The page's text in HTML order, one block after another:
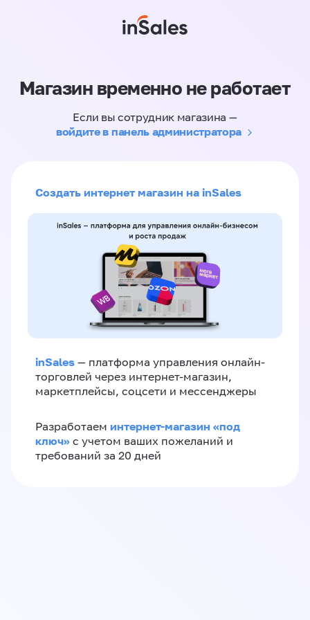
Магазин временно не работает
Если вы сотрудник магазина —
войдите в панель администратора
Создать интернет магазин на inSales
inSales — платформа управления онлайн-
торговлей через интернет-магазин,
маркетплейсы, соцсети и мессенджеры
Разработаем интернет-магазин «‎под
ключ»‎ с учетом ваших пожеланий и
требований за 20 дней